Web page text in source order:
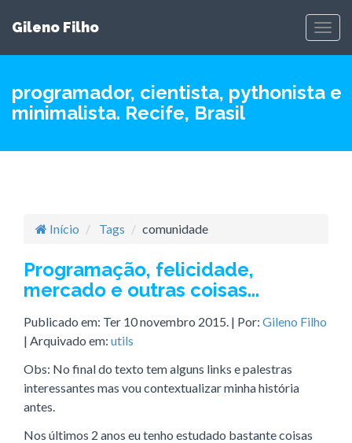
Gileno Filho
programador, cientista, pythonista e
minimalista. Recife, Brasil
Início Tags comunidade
Programação, felicidade,
mercado e outras coisas...
Publicado em: Ter 10 novembro 2015. | Por: Gileno Filho
| Arquivado em: utils
Obs: No final do texto tem alguns links e palestras
interessantes mas vou contextualizar minha história
antes.
Nos últimos 2 anos eu tenho estudado bastante coisas